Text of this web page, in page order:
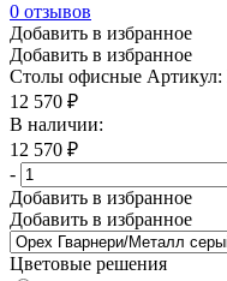
0 отзывов
Добавить в избранное
Добавить в избранное
Столы офисные
12 570 ₽
В наличии:
12 570 ₽
-
Добавить в избранное
Добавить в избранное
Цветовые решения